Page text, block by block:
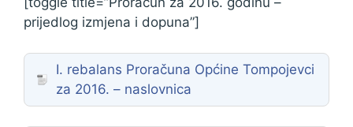
prijedlog izmjena i dopuna”]
I. rebalans Proračuna Općine Tompojevci
za 2016. – naslovnica